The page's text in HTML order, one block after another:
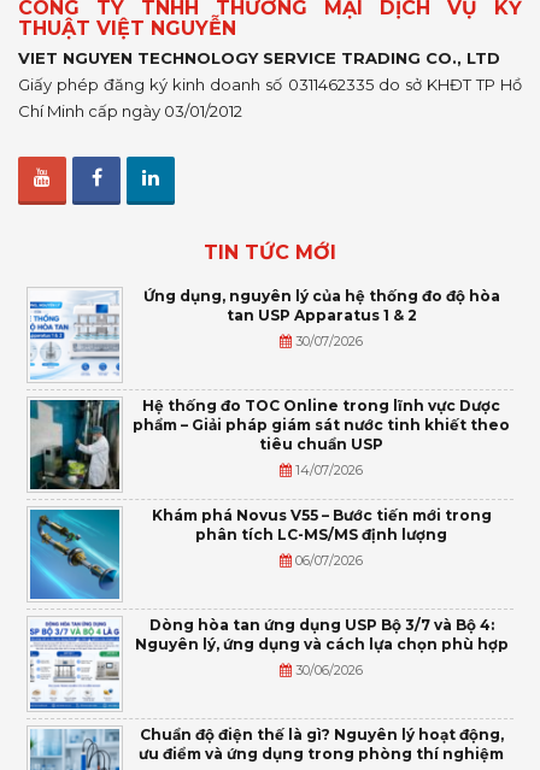
CÔNG TY TNHH THƯƠNG MẠI DỊCH VỤ KỸ
THUẬT VIỆT NGUYỄN
VIET NGUYEN TECHNOLOGY SERVICE TRADING CO., LTD
Giấy phép đăng ký kinh doanh số 0311462335 do sở KHĐT TP Hồ
Chí Minh cấp ngày 03/01/2012
TIN TỨC MỚI
Ứng dụng, nguyên lý của hệ thống đo độ hòa
tan USP Apparatus 1 & 2
30/07/2026
Hệ thống đo TOC Online trong lĩnh vực Dược
phẩm – Giải pháp giám sát nước tinh khiết theo
tiêu chuẩn USP
14/07/2026
Khám phá Novus V55 – Bước tiến mới trong
phân tích LC-MS/MS định lượng
06/07/2026
Dòng hòa tan ứng dụng USP Bộ 3/7 và Bộ 4:
Nguyên lý, ứng dụng và cách lựa chọn phù hợp
30/06/2026
Chuẩn độ điện thế là gì? Nguyên lý hoạt động,
ưu điểm và ứng dụng trong phòng thí nghiệm